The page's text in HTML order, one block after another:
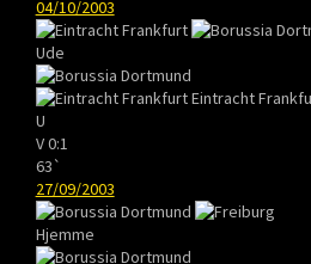
04/10/2003
Ude
Eintracht
U
V0:1
63`
27/09/2003
Hjemme